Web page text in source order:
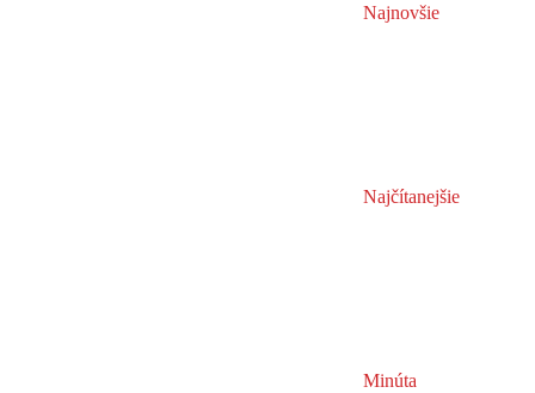
Najnovšie
Najčítanejšie
Minúta